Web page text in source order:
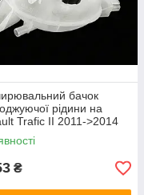
бачок
рідини на
Trafic II 2011->2014
dCi - Impergom -
₴